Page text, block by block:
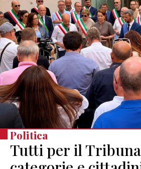
Politica
Tutti per il